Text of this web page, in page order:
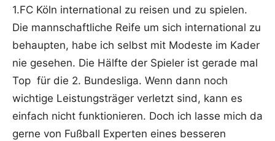
1.FC Köln international zu reisen und zu spielen.
Die mannschaftliche Reife um sich international zu
behaupten, habe ich selbst mit Modeste im Kader
nie gesehen. Die Hälfte der Spieler ist gerade mal
Top für die 2. Bundesliga. Wenn dann noch
wichtige Leistungsträger verletzt sind, kann es
einfach nicht funktionieren. Doch ich lasse mich da
gerne von Fußball Experten eines besseren